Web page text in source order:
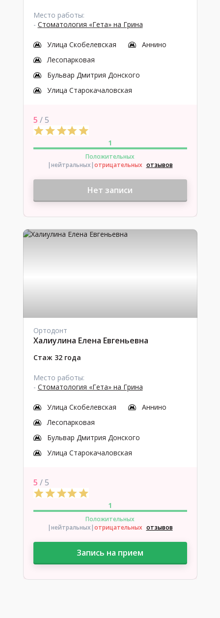
Место работы:
- Стоматология «Гета» на Грина
Улица Скобелевская
Аннино
Лесопарковая
Бульвар Дмитрия Донского
Улица Старокачаловская
5 / 5
1
Положительных
|нейтральных|отрицательных отзывов
Нет записи
Ортодонт
Халиулина Елена Евгеньевна
Стаж 32 года
Место работы:
- Стоматология «Гета» на Грина
Улица Скобелевская
Аннино
Лесопарковая
Бульвар Дмитрия Донского
Улица Старокачаловская
5 / 5
1
Положительных
|нейтральных|отрицательных отзывов
Запись на прием